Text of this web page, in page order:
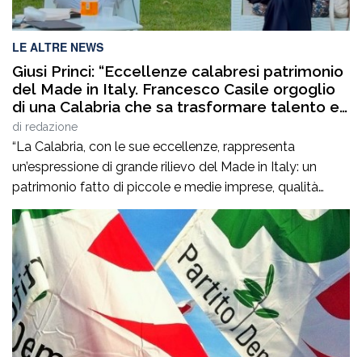
LE ALTRE NEWS
Giusi Princi: “Eccellenze calabresi patrimonio
del Made in Italy. Francesco Casile orgoglio
di una Calabria che sa trasformare talento e
competenze in valore”
di redazione
“La Calabria, con le sue eccellenze, rappresenta
un’espressione di grande rilievo del Made in Italy: un
patrimonio fatto di piccole e medie imprese, qualità
artigiane, saperi produttivi, creatività e competenze
capaci di tradurre l’identità dei territori in valore
riconosciuto in Italia e all’estero”. Lo afferma
l’europarlamentare Giusi Princi, intervenuta all’incontro di
presentazione del libro “Realtà […]